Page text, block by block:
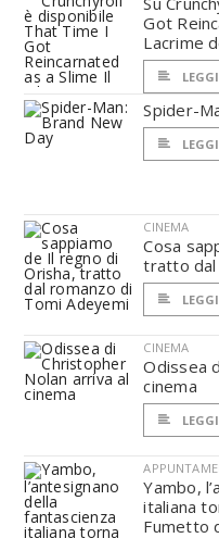
Got
Lacrime
LEGGI
Spider-
LEGGI
CINEMA
Cosa
tratto dal
LEGGI
CINEMA
Odissea
cinema
LEGGI
Yambo,
italiana
Fumetto